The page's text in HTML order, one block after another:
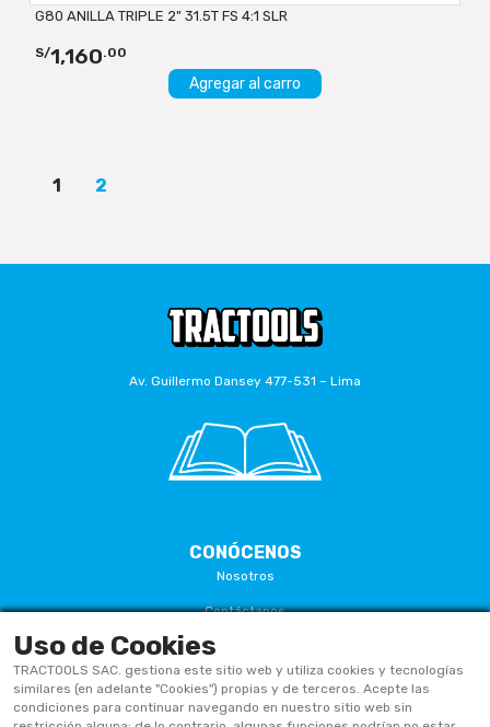
G80 ANILLA TRIPLE 2" 31.5T FS 4:1 SLR
S/1,160.00
Agregar al carro
1 2
Av. Guillermo Dansey 477-531 – Lima
CONÓCENOS
Nosotros
Contáctanos
Términos Y Condiciones
Políticas De Privacidad
Políticas De Cookies
Uso de Cookies
TRACTOOLS SAC. gestiona este sitio web y utiliza cookies y tecnologías
similares (en adelante "Cookies") propias y de terceros. Acepte las
condiciones para continuar navegando en nuestro sitio web sin